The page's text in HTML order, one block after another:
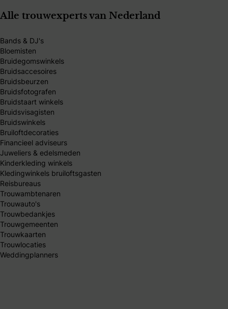
Alle trouwexperts van Nederland
Bands & DJ's
Bloemisten
Bruidegomswinkels
Bruidsaccesoires
Bruidsbeurzen
Bruidsfotografen
Bruidstaart winkels
Bruidsvisagisten
Bruidswinkels
Bruiloftdecoraties
Financieel adviseurs
Juweliers & edelsmeden
Kinderkleding winkels
Kledingwinkels bruiloftsgasten
Reisbureaus
Trouwambtenaren
Trouwauto's
Trouwbedankjes
Trouwgemeenten
Trouwkaarten
Trouwlocaties
Weddingplanners